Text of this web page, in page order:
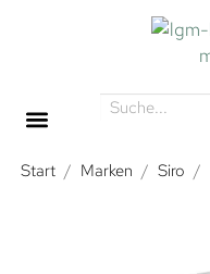
Start / Marken / Siro /